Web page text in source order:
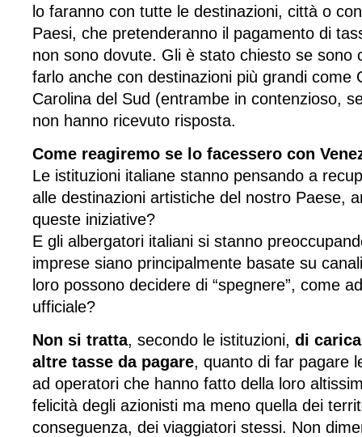
lo faranno con tutte le destinazioni, città o
Paesi, che pretenderanno il pagamento di
non sono dovute. Gli è stato chiesto se sono
farlo anche con destinazioni più grandi come
Carolina del Sud (entrambe in contenzioso,
non hanno ricevuto risposta.
Come reagiremo se lo facessero con
Le istituzioni italiane stanno pensando a
alle destinazioni artistiche del nostro Paese,
queste iniziative?
E gli albergatori italiani si stanno
imprese siano principalmente basate su
loro possono decidere di “spegnere”, come
ufficiale?
Non si tratta, secondo le istituzioni, di
altre tasse da pagare, quanto di far pagare
ad operatori che hanno fatto della loro
felicità degli azionisti ma meno quella dei
conseguenza, dei viaggiatori stessi. Non